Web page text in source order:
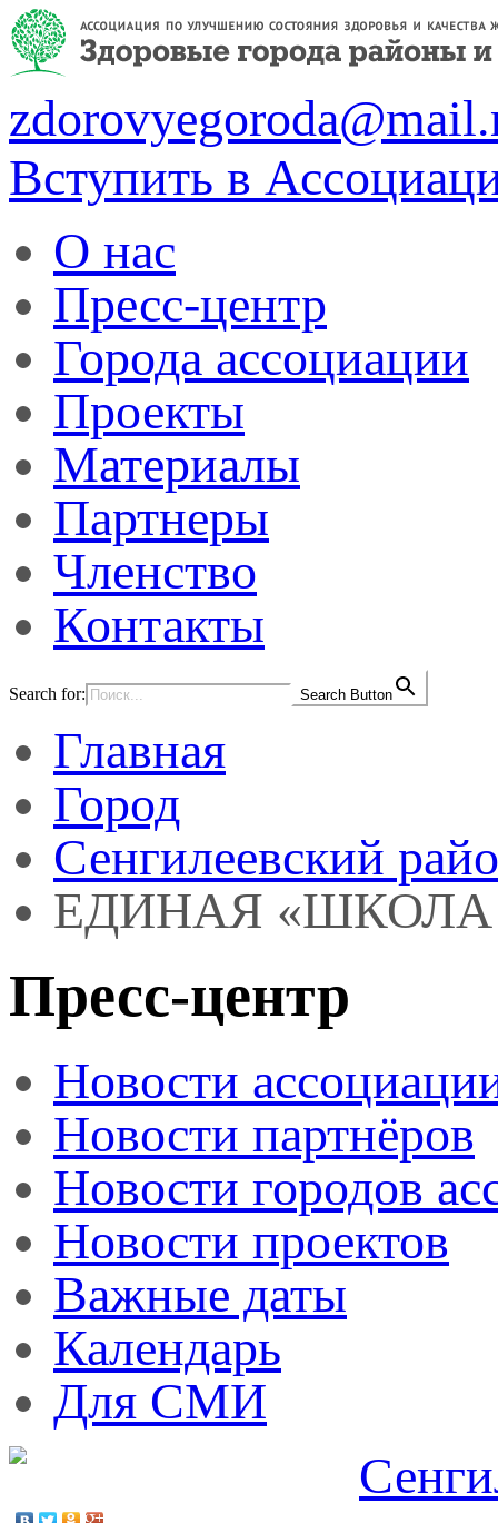
Вступить в
О нас
Пресс-центр
Города ассоциации
Проекты
Материалы
Партнеры
Членство
Контакты
Search for: Search Button
Главная
Город
Сенгилеевский
ЕДИНАЯ «ШКОЛА
Пресс-центр
Новости
Новости партнёров
Новости городов
Новости проектов
Важные даты
Календарь
Для СМИ